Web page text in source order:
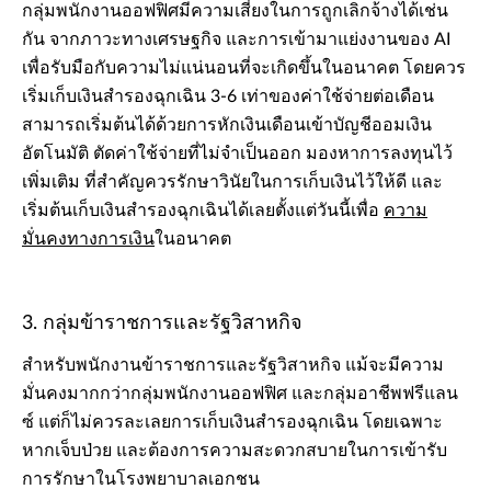
กลุ่มพนักงานออฟฟิศมีความเสี่ยงในการถูกเลิกจ้างได้เช่น
กัน จากภาวะทางเศรษฐกิจ และการเข้ามาแย่งงานของ AI
เพื่อรับมือกับความไม่แน่นอนที่จะเกิดขึ้นในอนาคต โดยควร
เริ่มเก็บเงินสำรองฉุกเฉิน 3-6 เท่าของค่าใช้จ่ายต่อเดือน
สามารถเริ่มต้นได้ด้วยการหักเงินเดือนเข้าบัญชีออมเงิน
อัตโนมัติ ตัดค่าใช้จ่ายที่ไม่จำเป็นออก มองหาการลงทุนไว้
เพิ่มเติม ที่สำคัญควรรักษาวินัยในการเก็บเงินไว้ให้ดี และ
เริ่มต้นเก็บเงินสำรองฉุกเฉินได้เลยตั้งแต่วันนี้เพื่อ ความ
มั่นคงทางการเงินในอนาคต
3. กลุ่มข้าราชการและรัฐวิสาหกิจ
สำหรับพนักงานข้าราชการและรัฐวิสาหกิจ แม้จะมีความ
มั่นคงมากกว่ากลุ่มพนักงานออฟฟิศ และกลุ่มอาชีพฟรีแลน
ซ์ แต่ก็ไม่ควรละเลยการเก็บเงินสำรองฉุกเฉิน โดยเฉพาะ
หากเจ็บป่วย และต้องการความสะดวกสบายในการเข้ารับ
การรักษาในโรงพยาบาลเอกชน